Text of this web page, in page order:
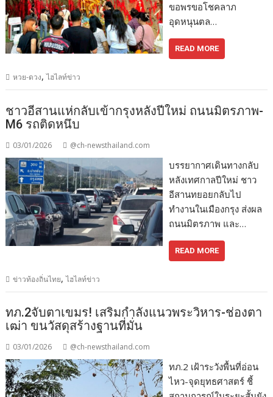
ขอพรขอโชคลาภ
อุดหนุนตล…
READ MORE
หวย-ดวง,ไฮไลท์ข่าว
ชาวอีสานแห่กลับเข้ากรุงหลังปีใหม่ ถนนมิตรภาพ-
M6 รถติดหนึบ
03/01/2026 @ch-newsthailand.com
บรรยากาศเดินทางกลับ
หลังเทศกาลปีใหม่ ชาว
อีสานทยอยกลับไป
ทำงานในเมืองกรุง ส่งผล
ถนนมิตรภาพ และ…
READ MORE
ข่าวท้องถิ่นไทย,ไฮไลท์ข่าว
ทภ.2จับตาเขมร! เสริมกำลังแนวพระวิหาร-ช่องตา
เฒ่า ขนวัสดุสร้างฐานที่มั่น
03/01/2026 @ch-newsthailand.com
ทภ.2 เฝ้าระวังพื้นที่อ่อน
ไหว-จุดยุทธศาสตร์ ชี้